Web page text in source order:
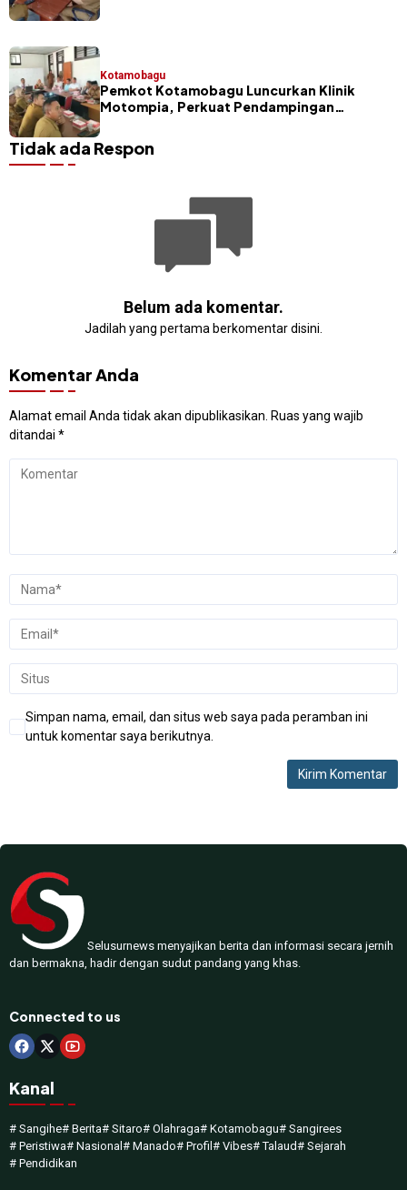
Kotamobagu
Pemkot Kotamobagu Luncurkan Klinik
Motompia, Perkuat Pendampingan
Tidak ada Respon
Belum ada komentar.
Jadilah yang pertama berkomentar disini.
Komentar Anda
Alamat email Anda tidak akan dipublikasikan. Ruas yang wajib
ditandai *
Simpan nama, email, dan situs web saya pada peramban ini
untuk komentar saya berikutnya.
Selusurnews menyajikan berita dan informasi secara jernih
dan bermakna, hadir dengan sudut pandang yang khas.
Connected to us
Kanal
# Sangihe# Berita# Sitaro# Olahraga# Kotamobagu# Sangirees
# Peristiwa# Nasional # Manado# Profil # Vibes# Talaud# Sejarah
# Pendidikan